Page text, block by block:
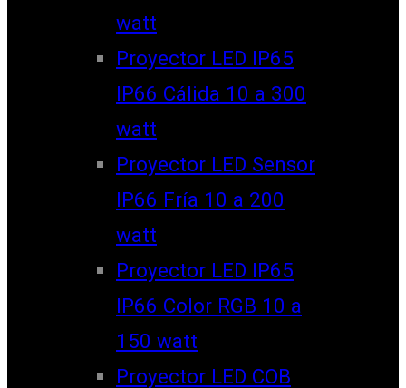
watt
Proyector LED IP65
IP66 Cálida 10 a 300
watt
Proyector LED Sensor
IP66 Fría 10 a 200
watt
Proyector LED IP65
IP66 Color RGB 10 a
150 watt
Proyector LED COB